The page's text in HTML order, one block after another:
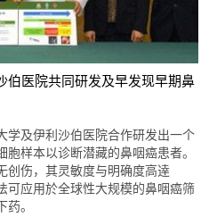
伯医院共同研发及早发现早期鼻
学及伊利沙伯医院合作研发出一个
样本以诊断潜藏的鼻咽癌患者。
创伤，其灵敏度与明确度高逹
可应用於全球性大规模的鼻咽癌筛
。